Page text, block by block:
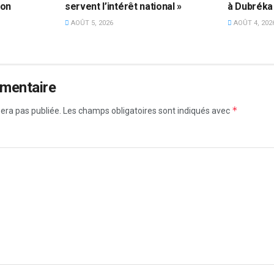
servent l’intérêt national »
AOÛT 5, 2026
à Dubréka
AOÛT 4,
pas publiée. Les champs obligatoires sont indiqués avec *